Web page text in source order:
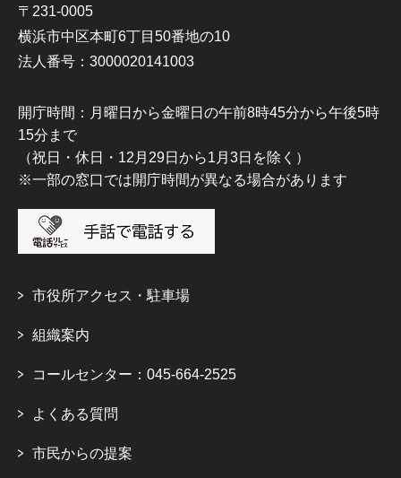
〒231-0005
横浜市中区本町6丁目50番地の10
法人番号：3000020141003
開庁時間：月曜日から金曜日の午前8時45分から午後5時
15分まで
（祝日・休日・12月29日から1月3日を除く）
※一部の窓口では開庁時間が異なる場合があります
市役所アクセス・駐車場
組織案内
コールセンター：045-664-2525
よくある質問
市民からの提案